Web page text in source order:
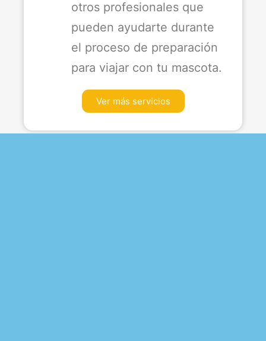
otros profesionales que
pueden ayudarte durante
el proceso de preparación
para viajar con tu mascota.
Ver más servicios